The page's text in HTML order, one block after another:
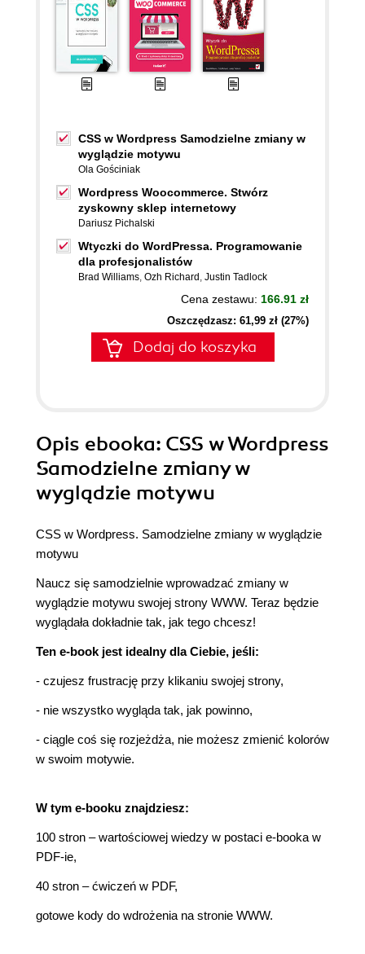
CSS w Wordpress Samodzielne zmiany w
wyglądzie motywu
Ola Gościniak
Wordpress Woocommerce. Stwórz
zyskowny sklep internetowy
Dariusz Pichalski
Wtyczki do WordPressa. Programowanie
dla profesjonalistów
Brad Williams, Ozh Richard , Justin Tadlock
Cena zestawu: 166.91 zł
Oszczędzasz: 61,99 zł (27%)
Dodaj do koszyka
Opis ebooka: CSS w Wordpress
Samodzielne zmiany w
wyglądzie motywu
CSS w Wordpress. Samodzielne zmiany w wyglądzie
motywu
Naucz się samodzielnie wprowadzać zmiany w
wyglądzie motywu swojej strony WWW. Teraz będzie
wyglądała dokładnie tak, jak tego chcesz!
Ten e-book jest idealny dla Ciebie, jeśli:
- czujesz frustrację przy klikaniu swojej strony,
- nie wszystko wygląda tak, jak powinno,
- ciągle coś się rozjeżdża, nie możesz zmienić kolorów
w swoim motywie.
W tym e-booku znajdziesz:
100 stron – wartościowej wiedzy w postaci e-booka w
PDF-ie,
40 stron – ćwiczeń w PDF,
gotowe kody do wdrożenia na stronie WWW.